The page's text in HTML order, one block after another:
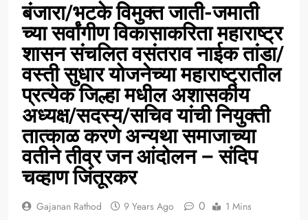
बंजारा/भटके विमुक्त जाती-जमाती
च्या सर्वांगीण विकासाकरिता महाराष्ट्र
शासन संचलित वसंतराव नाईक तांडा/
वस्ती सुधार योजनेच्या महाराष्ट्रातील
प्रत्येक जिल्हा मधील अशासकीय
अध्यक्ष/सदस्य/सचिव यांची नियुक्ती
तात्काळ करणे अन्यथा समाजाच्या
वतीने तीव्र जन आंदोलन – संदिप
चव्हाण जिंतूरकर
Gajanan Rathod 9 Years Ago 0 1 Mins